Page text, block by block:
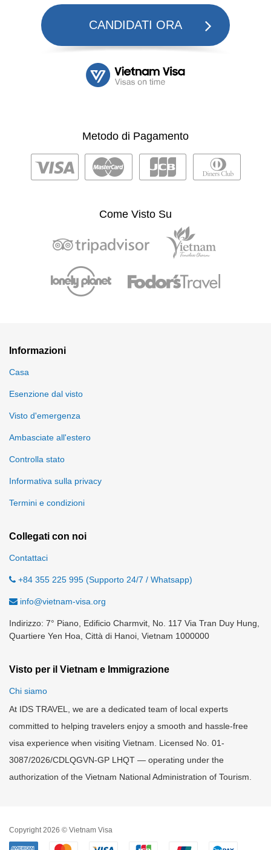
CANDIDATI ORA
Metodo di Pagamento
Come Visto Su
Informazioni
Casa
Esenzione dal visto
Visto d'emergenza
Ambasciate all'estero
Controlla stato
Informativa sulla privacy
Termini e condizioni
Collegati con noi
Contattaci
+84 355 225 995 (Supporto 24/7 / Whatsapp)
info@vietnam-visa.org
Indirizzo: 7° Piano, Edificio Charmvit, No. 117 Via Tran Duy Hung,
Quartiere Yen Hoa, Città di Hanoi, Vietnam 1000000
Visto per il Vietnam e Immigrazione
Chi siamo
At IDS TRAVEL, we are a dedicated team of local experts
committed to helping travelers enjoy a smooth and hassle-free
visa experience when visiting Vietnam. Licensed No. 01-
3087/2026/CDLQGVN-GP LHQT — operating under the
authorization of the Vietnam National Administration of Tourism.
Copyright 2026 © Vietnam Visa